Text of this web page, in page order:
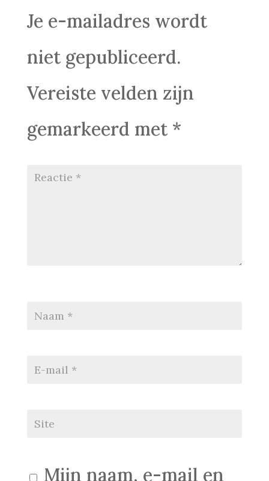
Je e-mailadres wordt
niet gepubliceerd.
Vereiste velden zijn
gemarkeerd met *
Mijn naam, e-mail en